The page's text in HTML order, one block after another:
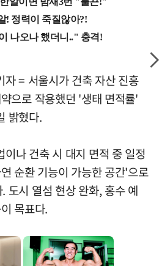
자 = 서울시가 건축 자산 진흥
으로 작용했던 '생태 면적률'
밝혔다.
나 건축 시 대지 면적 중 일정
순환 기능이 가능한 공간'으로
도시 열섬 현상 완화, 홍수 예
목표다.